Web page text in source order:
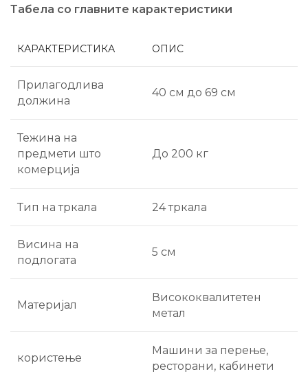
Табела со главните карактеристики
КАРАКТЕРИСТИКА ОПИС
Прилагодлива
должина
40 см до 69 см
Тежина на
предмети што
комерција
До 200 кг
Тип на тркала 24 тркала
Висина на
подлогата
5 см
Материјал
Висококвалитетен
метал
користење
Машини за перење,
ресторани, кабинети